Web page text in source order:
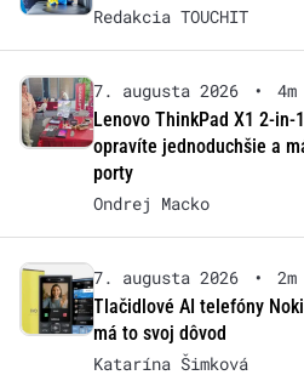
Redakcia TOUCHIT
7. augusta 2026 •
4m
Lenovo ThinkPad X1 2-in-
opravíte jednoduchšie a
porty
Ondrej Macko
7. augusta 2026 •
2m
Tlačidlové AI telefóny
má to svoj dôvod
Katarína Šimková